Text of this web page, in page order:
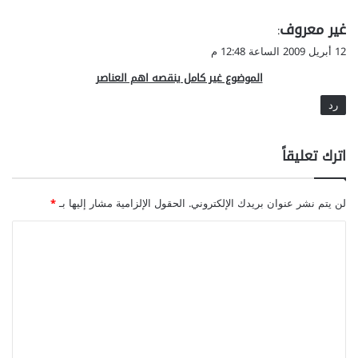
م
ع
ت
أ
ت
ة
ا
ط
ف
ل
.
.
ي
ق
غير معروف:
12 أبريل 2009 الساعة 12:48 م
الموضوع غير كامل ينقصه اهم العناصر
رد
اترك تعليقاً
لن يتم نشر عنوان بريدك الإلكتروني. الحقول الإلزامية مشار إليها بـ*